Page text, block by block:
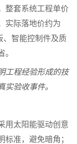
整套系统工程单价
实际落地价约为
、智能控制件及质
。
工程经验形成的技
实验收事件。
用太阳能驱动创意
准，避免暗角；